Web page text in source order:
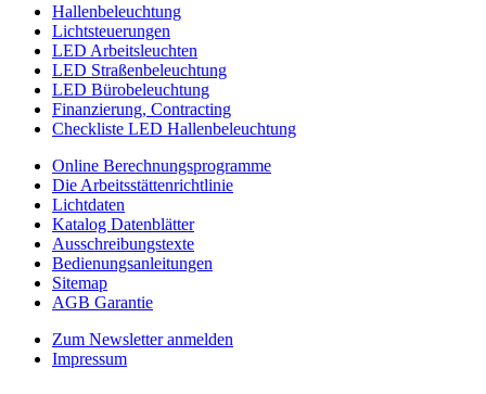
Hallenbeleuchtung
Lichtsteuerungen
LED Arbeitsleuchten
LED Straßenbeleuchtung
LED Bürobeleuchtung
Finanzierung, Contracting
Checkliste LED Hallenbeleuchtung
Online Berechnungsprogramme
Die Arbeitsstättenrichtlinie
Lichtdaten
Katalog Datenblätter
Ausschreibungstexte
Bedienungsanleitungen
Sitemap
AGB Garantie
Zum Newsletter anmelden
Impressum